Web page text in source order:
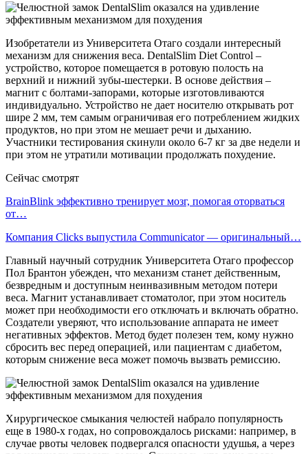
Изобретатели из Университета Отаго создали интересный
механизм для снижения веса. DentalSlim Diet Control –
устройство, которое помещается в ротовую полость на
верхний и нижний зубы-шестерки. В основе действия –
магнит с болтами-запорами, которые изготовливаются
индивидуально. Устройство не дает носителю открывать рот
шире 2 мм, тем самым ограничивая его потреблением жидких
продуктов, но при этом не мешает речи и дыханию.
Участники тестирования скинули около 6-7 кг за две недели и
при этом не утратили мотивации продолжать похудение.
Сейчас смотрят
BrainBlink эффективно тренирует мозг, помогая оторваться
от…
Компания Clicks выпустила Communicator — оригинальный…
Главный научный сотрудник Университета Отаго профессор
Пол Брантон убежден, что механизм станет действенным,
безвредным и доступным неинвазивным методом потери
веса. Магнит устанавливает стоматолог, при этом носитель
может при необходимости его отключать и включать обратно.
Создатели уверяют, что использование аппарата не имеет
негативных эффектов. Метод будет полезен тем, кому нужно
сбросить вес перед операцией, или пациентам с диабетом,
которым снижение веса может помочь вызвать ремиссию.
Хирургическое смыкания челюстей набрало популярность
еще в 1980-х годах, но сопровождалось рисками: например, в
случае рвоты человек подвергался опасности удушья, а через